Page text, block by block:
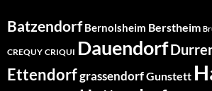
Batzendorf Bernolsheim Berstheim
CREQUY CRIQUI Dauendorf
EttendorfgrassendorfGunstett